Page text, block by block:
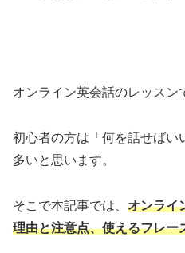
オンライン英会話のレッスン
初心者の方は「何を話せばい
多いと思います。
そこで本記事では、 オンライ
理由と注意点、使えるフレー